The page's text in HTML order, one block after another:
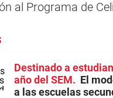
al Programa de
Destinado a
año del SEM
El
a las escuelas